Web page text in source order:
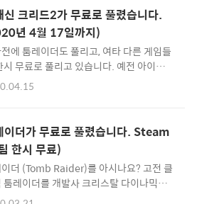
치고 엔터키를 누르거나 클릭하면... 아래
이 리스트로 이동합니다.거기서 원하는 ..
심치 않게 사례를 찾아볼 수 있죠. 이러한
때문에 모바일 게이머는 '과금'이라는 것
음놓고 할 수도 없는 실정입니다. 오랫동안
가지고 자신의 캐릭터의 게임에 투자를
데, 어느순간 인기가 없어지고 목표한 수
나오지 않는다는 이유만으로 서비스를 접
기 듀얼이라는 TCG게임이 있습니다. 단
없는 것은 아니지만, 유저에 따라 하스스톤
게임성이 더 돋보인다고..
신 크리드2가 무료로 풀렸습니다.
년 4월 17일까지)
에 툼레이더도 풀리고, 여타 다른 게임들
시 무료로 풀리고 있습니다. 예전 아이폰
게임이 한시적으로 무료로 풀리던것 처
Creed II를 무료로 공개했습니
다운로드 하러 바로가기 :: 어쌔신 크리드
Creed 2)는 제가 베니스에 있었
베네치아를 무대로 했어서 꼭 플레이하고
게임인데, 10년이 지난 지금 무료로 플
게 되는 군요 :) 위에 사이트로 이동해서
이더가 무료로 풀렸습니다. Steam
한시 무료)
더 (Tomb Raider)를 아시나요? 고전 클
툼레이더를 개발사 크리스탈 다이나믹스
2013년에 리부트 시킨 게임 작품입니다.